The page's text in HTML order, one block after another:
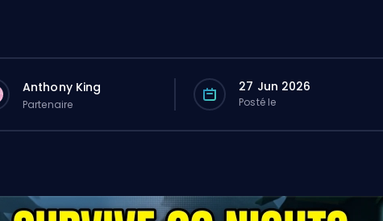
Anthony King
Partenaire
27 Jun 2026
Posté le